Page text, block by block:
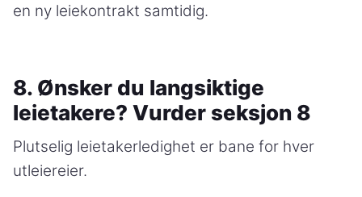
en ny leiekontrakt samtidig.
8. Ønsker du langsiktige
leietakere? Vurder seksjon 8
Plutselig leietakerledighet er bane for hver
utleiereier.